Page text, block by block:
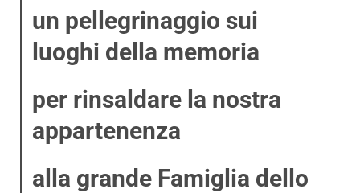
un pellegrinaggio sui
luoghi della memoria
per rinsaldare la nostra
appartenenza
alla grande Famiglia dello